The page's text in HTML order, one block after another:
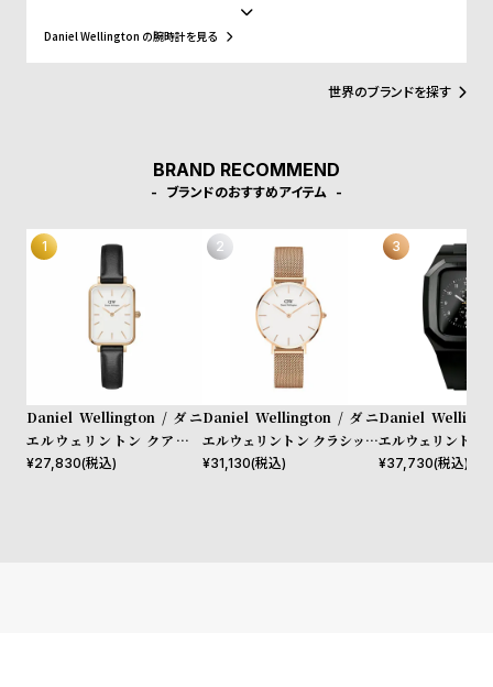
t
o
p
ス、好みに応じて付け替えられる豊富なカラーのレザーやNATO タ
イプベルトというトレンドスタイルを築き、ファッションウォッチ
界に革命をもたらしました。スウェーデンにおけるシンプルでタイ
ムレスなデザインとイギリスの伝統的で紳士的なスタイルの融合
が、高級感を演出し、ミニマリズムが時代を超えて愛されるデザイ
Daniel Wellington の腕時計を見る
世界のブランドを探す
BRAND RECOMMEND
ブランドのおすすめアイテム
Daniel Wellington / ダニ
エルウェリントン クアドロ
シェフィールド ローズゴール
¥27,830(税込)
Daniel Wellington / ダニ
エルウェリントン クラシック
ペティット メルローズ ロー
¥31,130(税込)
Daniel
エルウェリントン
40mm Apple
¥37,730(税込)